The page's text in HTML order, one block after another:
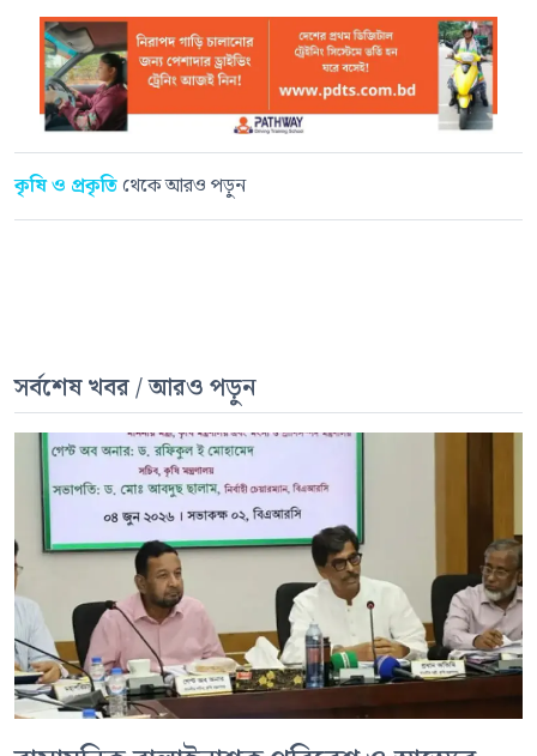
কৃষি ও প্রকৃতি থেকে আরও পড়ুন
সর্বশেষ খবর / আরও পড়ুন